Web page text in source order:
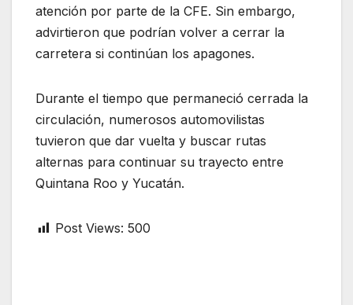
atención por parte de la CFE. Sin embargo,
advirtieron que podrían volver a cerrar la
carretera si continúan los apagones.
Durante el tiempo que permaneció cerrada la
circulación, numerosos automovilistas
tuvieron que dar vuelta y buscar rutas
alternas para continuar su trayecto entre
Quintana Roo y Yucatán.
Post Views: 500